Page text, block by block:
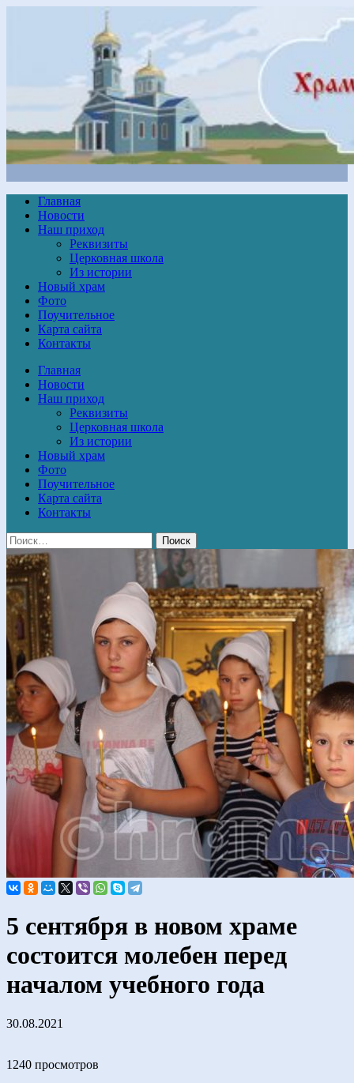
Главная
Новости
Наш приход
Реквизиты
Церковная школа
Из истории
Новый храм
Фото
Поучительное
Карта сайта
Контакты
Главная
Новости
Наш приход
Реквизиты
Церковная школа
Из истории
Новый храм
Фото
Поучительное
Карта сайта
Контакты
5 сентября в новом храме
состоится молебен перед
началом учебного года
30.08.2021
1240 просмотров